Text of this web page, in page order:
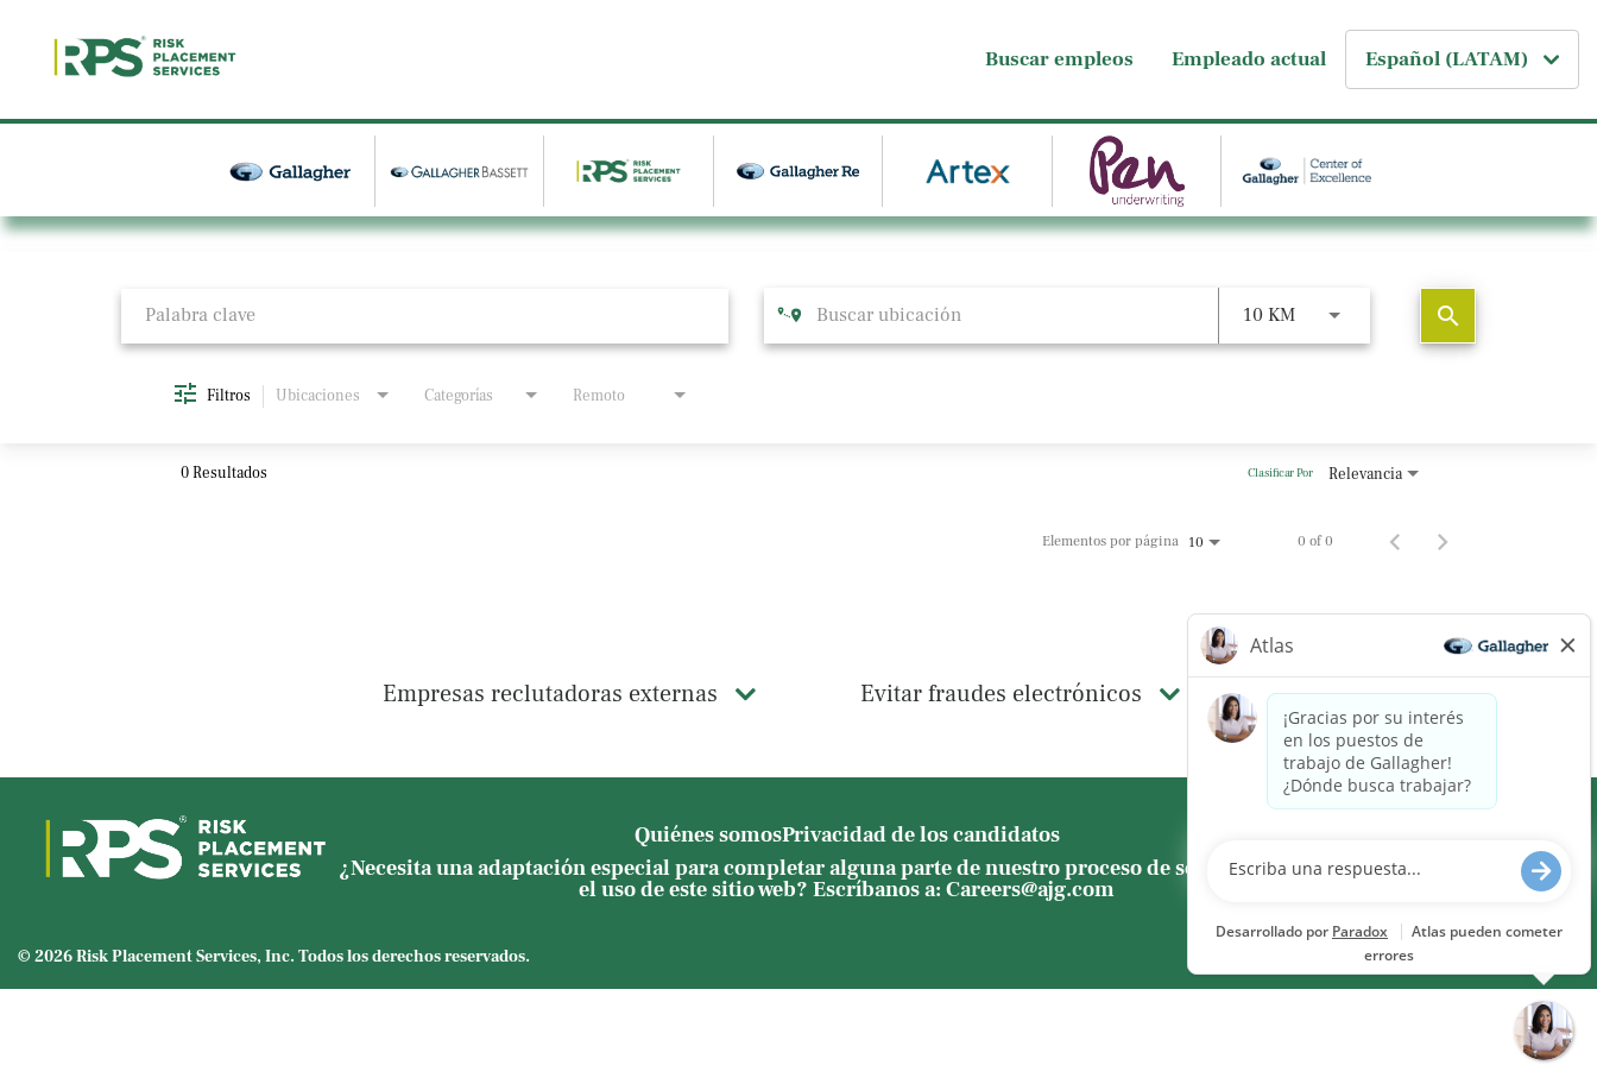
Buscar empleos Empleado actual Español (LATAM)
Job Search Page
10 KM search
Filtros Ubicaciones Categorías Remoto
0 Resultados Relevancia
Clasificar Por
Elementos por página 10 0 of 0
Empresas reclutadoras externas Evitar fraudes electrónicos
Quiénes somosPrivacidad de los candidatos
¿Necesita una adaptación especial para completar alguna parte de nuestro proceso de solicitud, incluido
el uso de este sitio web? Escríbanos a: Careers@ajg.com
© 2026 Risk Placement Services, Inc. Todos los derechos reservados.